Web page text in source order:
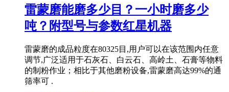
雷蒙磨能磨多少目？一小时磨多少
吨？附型号与参数红星机器
雷蒙磨的成品粒度在80325目,用户可以在该范围内任意
调节,广泛适用于石灰石、白云石、高岭土、石膏等物料
的制粉作业；相比于其他磨粉设备,雷蒙磨高达99%的通
筛率可 .